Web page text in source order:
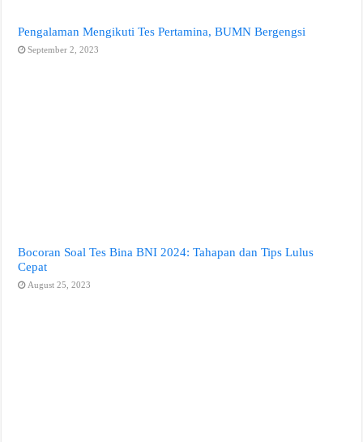
Pengalaman Mengikuti Tes Pertamina, BUMN Bergengsi
September 2, 2023
Bocoran Soal Tes Bina BNI 2024: Tahapan dan Tips Lulus
Cepat
August 25, 2023